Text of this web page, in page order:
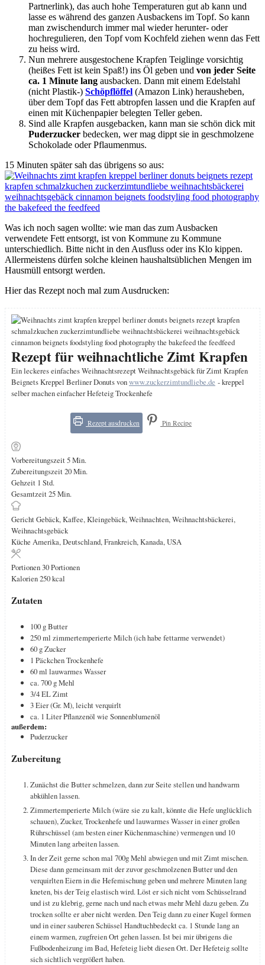
Partnerlink), das auch hohe Temperaturen gut ab kann und
lasse es während des ganzen Ausbackens im Topf. So kann
man zwischendurch immer mal wieder herunter- oder
hochregulieren, den Topf vom Kochfeld ziehen wenn das Fett
zu heiss wird.
Nun mehrere ausgestochene Krapfen Teiglinge vorsichtig
(heißes Fett ist kein Spaß!) ins Öl geben und von jeder Seite
ca. 1 Minute lang ausbacken. Dann mit einem Edelstahl
(nicht Plastik-) Schöpflöffel (Amazon Link) herausheben,
über dem Topf das Fett abtropfen lassen und die Krapfen auf
einen mit Küchenpapier belegten Teller geben.
Sind alle Krapfen ausgebacken, kann man sie schön dick mit
Puderzucker bedecken, wer mag dippt sie in geschmolzene
Schokolade oder Pflaumenmus.
15 Minuten später sah das übrigens so aus:
Was ich noch sagen wollte: wie man das zum Ausbacken
verwendete Fett entsorgt, ist von Kommune zu Kommune
unterschiedlich. Bitte nicht in den Ausfluss oder ins Klo kippen.
Allermeistens dürfen solche kleinen haushaltsüblichen Mengen im
Hausmüll entsorgt werden.
Hier das Rezept noch mal zum Ausdrucken:
Rezept für weihnachtliche Zimt Krapfen
Ein leckeres einfaches Weihnachtsrezept Weihnachtsgebäck für Zimt Krapfen
Beignets Kreppel Berliner Donuts vonwww.zuckerzimtundliebe.de - kreppel
selber machen einfacher Hefeteig Trockenhefe
Rezept ausdrucken Pin Recipe
Vorbereitungszeit5Minuten
Min.
Zubereitungszeit20Minuten
Min.
Gehzeit 1 Stunde
Std.
Gesamtzeit25Minuten
Min.
GerichtGebäck, Kaffee, Kleingebäck, Weihnachten, Weihnachtsbäckerei,
Weihnachtsgebäck
Küche Amerika, Deutschland, Frankreich, Kanada, USA
Portionen30Portionen
Kalorien250kcal
Zutaten
100 gButter
250ml zimmertemperierte Milch (ich habe fettarme verwendet)
60 gZucker
1 PäckchenTrockenhefe
60ml lauwarmes Wasser
ca. 700 gMehl
3/4ELZimt
3Eier (Gr. M), leicht verquirlt
ca. 1 LiterPflanzenöl wie Sonnenblumenöl
außerdem:
Puderzucker
Zubereitung
Zunächst die Butter schmelzen, dann zur Seite stellen und handwarm
abkühlen lassen.
Zimmertemperierte Milch (wäre sie zu kalt, könnte die Hefe unglücklich
schauen), Zucker, Trockenhefe und lauwarmes Wasser in einer großen
Rührschüssel (am besten einer Küchenmaschine) vermengen und 10
Minuten lang arbeiten lassen.
In der Zeit gerne schon mal 700g Mehl abwiegen und mit Zimt mischen.
Diese dann gemeinsam mit der zuvor geschmolzenen Butter und den
verquirlten Eiern in die Hefemischung geben und mehrere Minuten lang
kneten, bis der Teig elastisch wird. Löst er sich nicht vom Schüsselrand
und ist zu klebrig, gerne nach und nach etwas mehr Mehl dazu geben. Zu
trocken sollte er aber nicht werden. Den Teig dann zu einer Kugel formen
und in einer sauberen Schüssel Handtuchbedeckt ca. 1 Stunde lang an
einem warmen, zugfreien Ort gehen lassen. Ist bei mir übrigens die
Fußbodenheizung im Bad, Hefeteig liebt diesen Ort. Der Hefeteig sollte
sich sichtlich vergrößert haben.